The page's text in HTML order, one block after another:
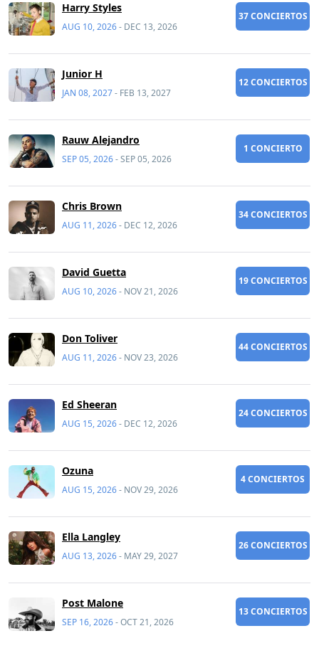
Harry Styles
AUG 10, 2026- DEC 13, 2026
37 CONCIERTOS
Junior H
JAN 08, 2027- FEB 13, 2027
12 CONCIERTOS
Rauw Alejandro
SEP 05, 2026-SEP 05, 2026
1 CONCIERTO
Chris Brown
AUG 11, 2026- DEC 12, 2026
34 CONCIERTOS
David Guetta
AUG 10, 2026- NOV 21, 2026
19 CONCIERTOS
Don Toliver
AUG 11, 2026- NOV 23, 2026
44 CONCIERTOS
Ed Sheeran
AUG 15, 2026- DEC 12, 2026
24 CONCIERTOS
Ozuna
AUG 15, 2026- NOV 29, 2026
4 CONCIERTOS
Ella Langley
AUG 13, 2026- MAY 29, 2027
26 CONCIERTOS
Post Malone
SEP 16, 2026-OCT 21, 2026
13 CONCIERTOS